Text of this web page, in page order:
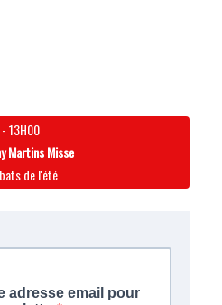
13H00
Martins Misse
de l'été